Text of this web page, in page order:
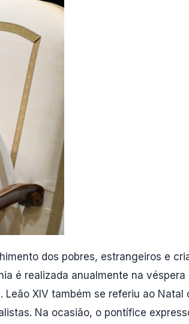
dos pobres, estrangeiros e
é realizada anualmente na
XIV também se referiu ao
Na ocasião, o pontífice